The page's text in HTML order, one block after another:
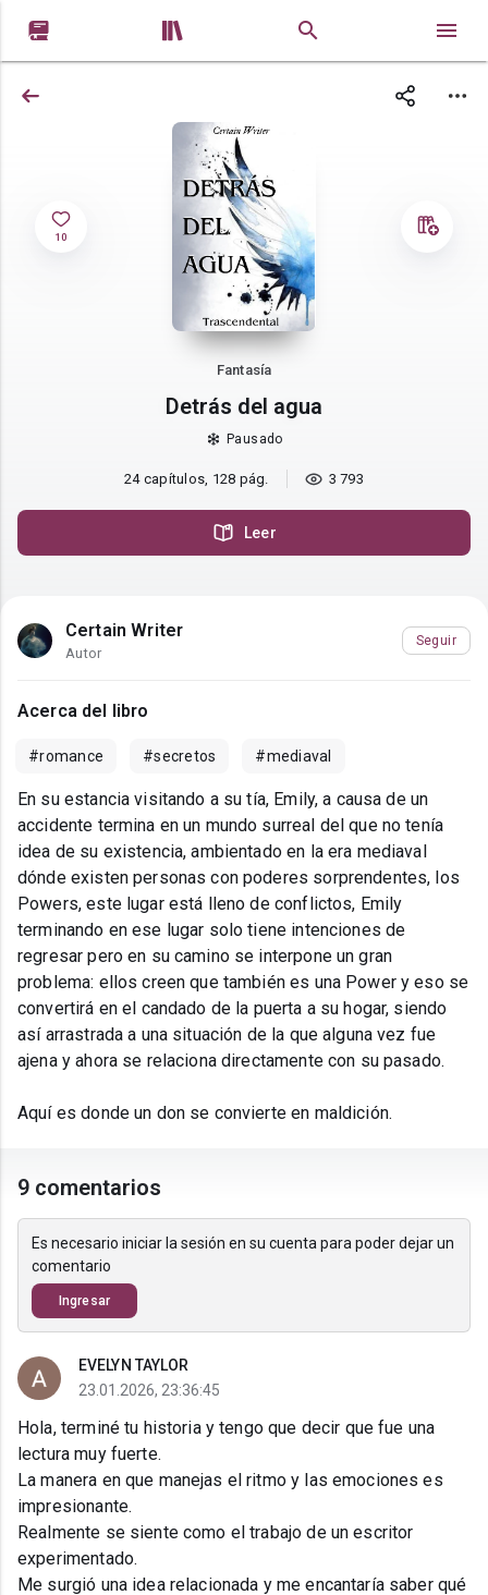
 
10
Fantasía
Detrás del agua
Pausado
24 capítulos, 128 pág. 3 793
Leer
Certain Writer
Autor
Seguir
Acerca del libro
#romance #secretos #mediaval
En su estancia visitando a su tía, Emily, a causa de un
accidente termina en un mundo surreal del que no tenía
idea de su existencia, ambientado en la era mediaval
dónde existen personas con poderes sorprendentes, los
Powers, este lugar está lleno de conflictos, Emily
terminando en ese lugar solo tiene intenciones de
regresar pero en su camino se interpone un gran
problema: ellos creen que también es una Power y eso se
convertirá en el candado de la puerta a su hogar, siendo
así arrastrada a una situación de la que alguna vez fue
ajena y ahora se relaciona directamente con su pasado.
Aquí es donde un don se convierte en maldición.
9 comentarios
Es necesario iniciar la sesión en su cuenta para poder dejar un
comentario
Ingresar
EVELYN TAYLOR
23.01.2026, 23:36:45
Hola, terminé tu historia y tengo que decir que fue una
lectura muy fuerte.
La manera en que manejas el ritmo y las emociones es
impresionante.
Realmente se siente como el trabajo de un escritor
experimentado.
Me surgió una idea relacionada y me encantaría saber qué